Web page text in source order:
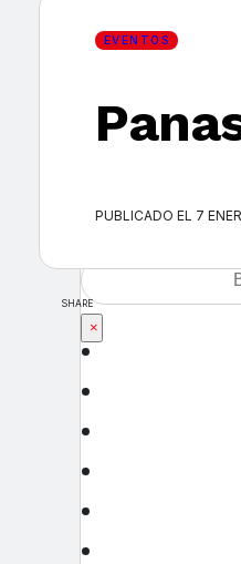
×
EVENTOS
PUBLICADO EL 7
SHARE